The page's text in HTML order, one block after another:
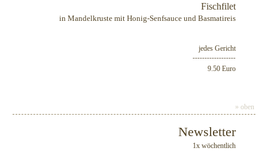
Fischfilet
in Mandelkruste mit Honig-Senfsauce und Basmatireis
jedes Gericht
------------------
9.50 Euro
» oben
Newsletter
1x wöchentlich